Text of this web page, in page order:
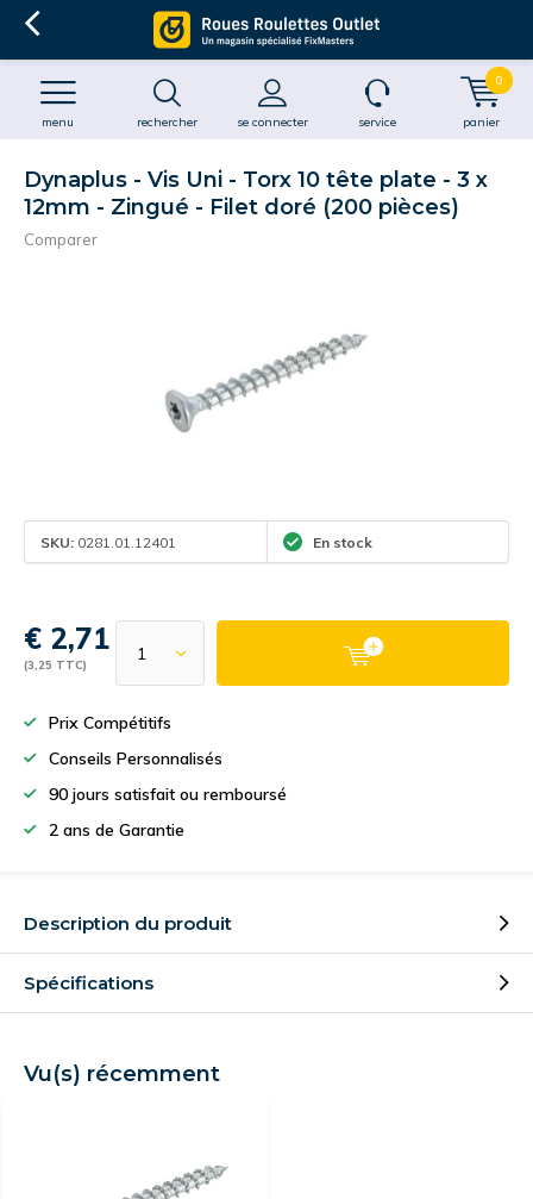
rechercher se connecter
menu service panier
0
Dynaplus - Vis Uni - Torx 10 tête plate - 3 x
12mm - Zingué - Filet doré (200 pièces)
Comparer
SKU: 0281.01.12401 En stock
€ 2,71
(3,25 TTC)
Prix Compétitifs
Conseils Personnalisés
90 jours satisfait ou remboursé
2 ans de Garantie
Description du produit
Spécifications
Vu(s) récemment